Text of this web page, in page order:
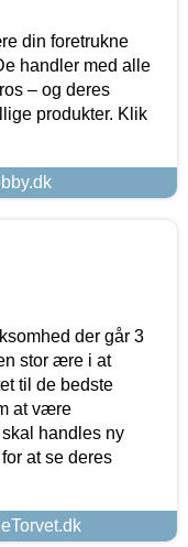
din foretrukne
handler med alle
– og deres
produkter. Klik
der går 3
stor ære i at
til de bedste
at være
handles ny
at se deres